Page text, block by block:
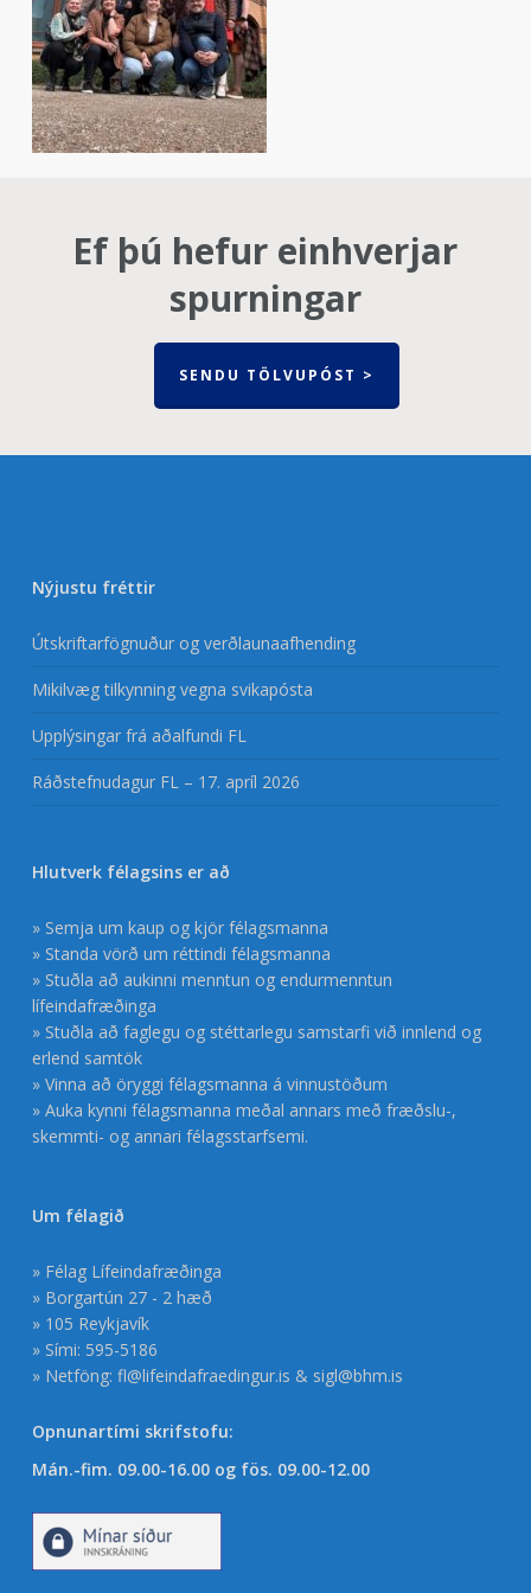
Ef þú hefur einhverjar
spurningar
SENDU TÖLVUPÓST >
Nýjustu fréttir
Útskriftarfögnuður og verðlaunaafhending
Mikilvæg tilkynning vegna svikapósta
Upplýsingar frá aðalfundi FL
Ráðstefnudagur FL – 17. apríl 2026
Hlutverk félagsins er að
» Semja um kaup og kjör félagsmanna
» Standa vörð um réttindi félagsmanna
» Stuðla að aukinni menntun og endurmenntun
lífeindafræðinga
» Stuðla að faglegu og stéttarlegu samstarfi við innlend og
erlend samtök
» Vinna að öryggi félagsmanna á vinnustöðum
» Auka kynni félagsmanna meðal annars með fræðslu-,
skemmti- og annari félagsstarfsemi.
Um félagið
» Félag Lífeindafræðinga
» Borgartún 27 - 2 hæð
» 105 Reykjavík
» Sími: 595-5186
» Netföng: fl@lifeindafraedingur.is & sigl@bhm.is
Opnunartími skrifstofu:
Mán.-fim. 09.00-16.00 og fös. 09.00-12.00